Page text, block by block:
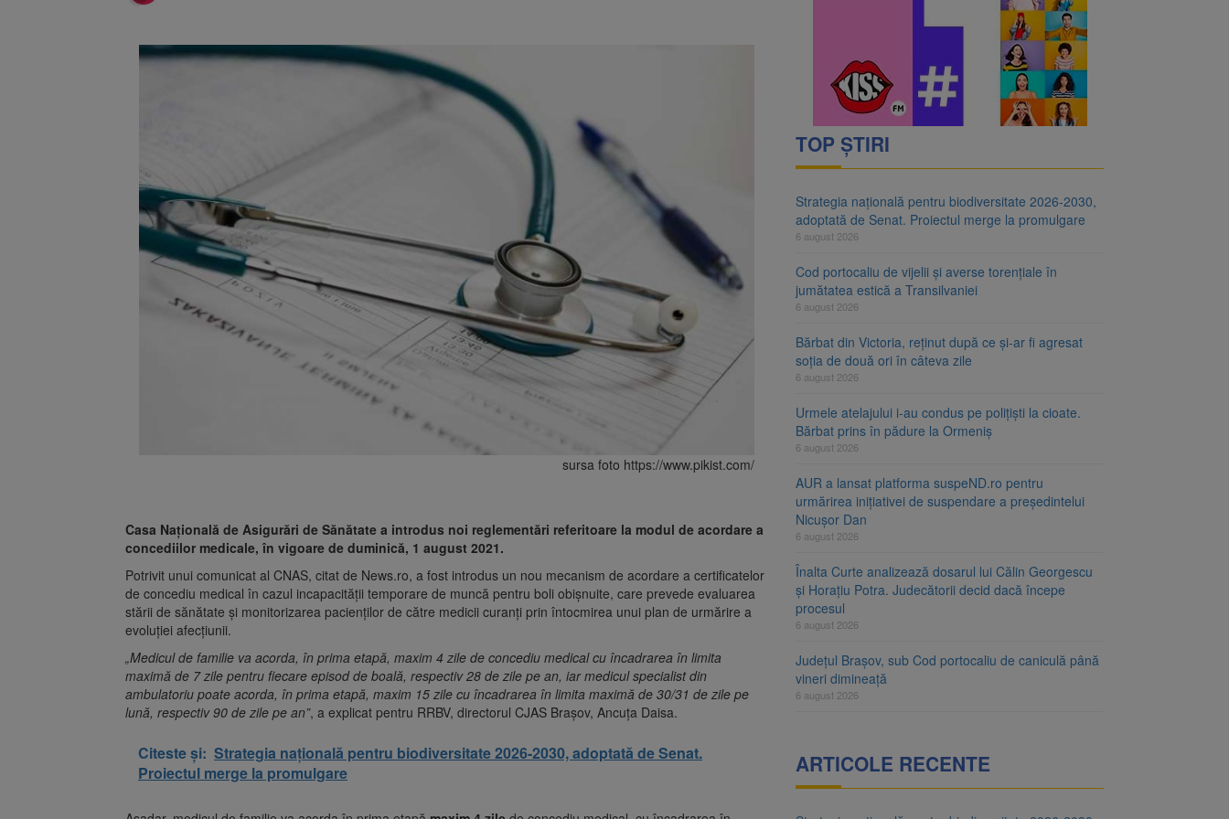
6 august 2026 Strategia națională pentru biodiversitate 2026-2030, adoptată de Senat. Proiectul merge la promulgare
sursa foto https://www.pikist.com/
Casa Națională de Asigurări de Sănătate a introdus noi reglementări referitoare la modul de acordare a
concediilor medicale, în vigoare de duminică, 1 august 2021.
Potrivit unui comunicat al CNAS, citat de News.ro, a fost introdus un nou mecanism de acordare a certificatelor
de concediu medical în cazul incapacităţii temporare de muncă pentru boli obişnuite, care prevede evaluarea
stării de sănătate şi monitorizarea pacienţilor de către medicii curanţi prin întocmirea unui plan de urmărire a
evoluţiei afecţiunii.
„Medicul de familie va acorda, în prima etapă, maxim 4 zile de concediu medical cu încadrarea în limita
maximă de 7 zile pentru fiecare episod de boală, respectiv 28 de zile pe an, iar medicul specialist din
ambulatoriu poate acorda, în prima etapă, maxim 15 zile cu încadrarea în limita maximă de 30/31 de zile pe
lună, respectiv 90 de zile pe an”, a explicat pentru RRBV, directorul CJAS Brașov, Ancuța Daisa.
Citeste și: Strategia națională pentru biodiversitate 2026-2030, adoptată de Senat.
Proiectul merge la promulgare
TOP ȘTIRI
Strategia națională pentru biodiversitate 2026-2030,
adoptată de Senat. Proiectul merge la promulgare
6 august 2026
Cod portocaliu de vijelii și averse torențiale în
jumătatea estică a Transilvaniei
6 august 2026
Bărbat din Victoria, reținut după ce și-ar fi agresat
soția de două ori în câteva zile
6 august 2026
Urmele atelajului i-au condus pe polițiști la cioate.
Bărbat prins în pădure la Ormeniș
6 august 2026
AUR a lansat platforma suspeND.ro pentru
urmărirea inițiativei de suspendare a președintelui
Nicușor Dan
6 august 2026
Înalta Curte analizează dosarul lui Călin Georgescu
și Horațiu Potra. Judecătorii decid dacă începe
procesul
6 august 2026
Județul Brașov, sub Cod portocaliu de caniculă până
vineri dimineață
6 august 2026
ARTICOLE RECENTE